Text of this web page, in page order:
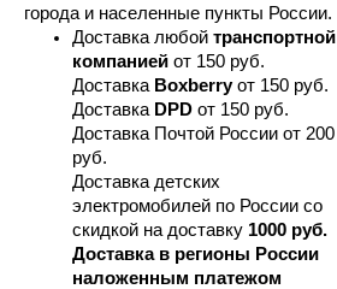
города и населенные пункты России.
Доставка любой транспортной
компанией от 150 руб.
Доставка Boxberry от 150 руб.
Доставка DPD от 150 руб.
Доставка Почтой России от 200
руб.
Доставка детских
электромобилей по России со
скидкой на доставку 1000 руб.
Доставка в регионы России
наложенным платежом